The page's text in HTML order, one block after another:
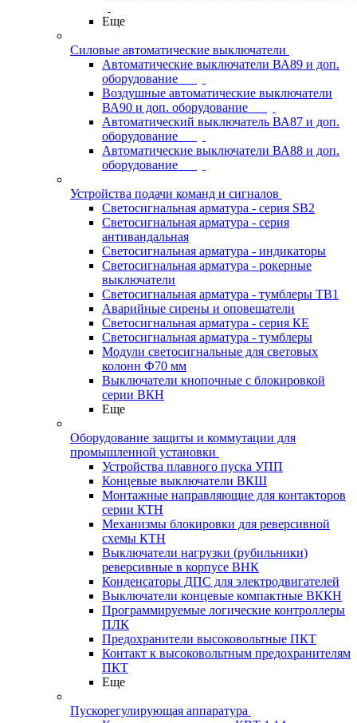
Еще
Силовые автоматические выключатели
Автоматические выключатели ВА89 и доп.
оборудование
Воздушные автоматические выключатели
ВА90 и доп. оборудование
Автоматический выключатель ВА87 и доп.
оборудование
Автоматические выключатели ВА88 и доп.
оборудование
Устройства подачи команд и сигналов
Светосигнальная арматура - серия SB2
Светосигнальная арматура - серия
антивандальная
Светосигнальная арматура - индикаторы
Светосигнальная арматура - рокерные
выключатели
Светосигнальная арматура - тумблеры ТВ1
Аварийные сирены и оповещатели
Светосигнальная арматура - серия КЕ
Светосигнальная арматура - тумблеры
Модули светосигнальные для световых
колонн Ф70 мм
Выключатели кнопочные с блокировкой
серии ВКН
Еще
Оборудование защиты и коммутации для
промышленной установки
Устройства плавного пуска УПП
Концевые выключатели ВКШ
Монтажные направляющие для контакторов
серии КТН
Механизмы блокировки для реверсивной
схемы КТН
Выключатели нагрузки (рубильники)
реверсивные в корпусе ВНК
Конденсаторы ДПС для электродвигателей
Выключатели концевые компактные ВККН
Программируемые логические контроллеры
ПЛК
Предохранители высоковольтные ПКТ
Контакт к высоковольтным предохранителям
ПКТ
Еще
Пускорегулирующая аппаратура